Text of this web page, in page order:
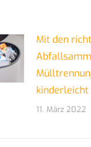
Mit den
kinderleicht
11. März 2022